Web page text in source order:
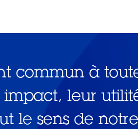
commun à
impact, leur
le sens de